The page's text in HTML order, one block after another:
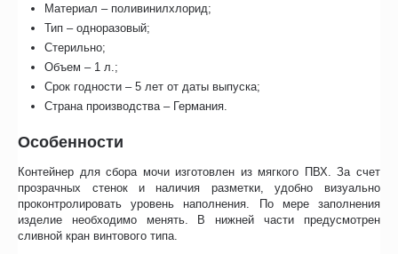
Материал – поливинилхлорид;
Тип – одноразовый;
Стерильно;
Объем – 1 л.;
Срок годности – 5 лет от даты выпуска;
Страна производства – Германия.
Особенности
Контейнер для сбора мочи изготовлен из мягкого ПВХ. За счет
прозрачных стенок и наличия разметки, удобно визуально
проконтролировать уровень наполнения. По мере заполнения
изделие необходимо менять. В нижней части предусмотрен
сливной кран винтового типа.